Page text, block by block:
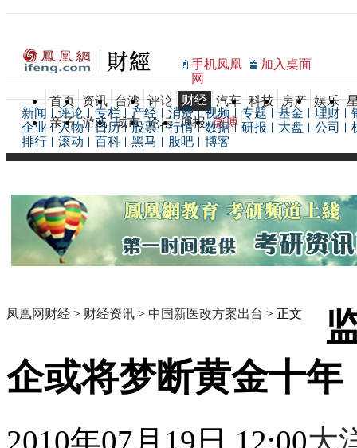
手机凤凰
网
加入桌面
首页 资讯 台湾 评论 财经 汽车 科技 房产 娱乐
亲子 游戏 城市 论坛 博报 微博
新闻 评论 专栏 产经 消费 视频 专题 基金 理财
企业
人物 日历 股票 行情 数据 研报 大盘 公司
排行
滚动 百科 黑马 股吧 博客
凤凰网财经 > 财经资讯 > 中国新医改方案出台 > 正文
企或将梦断黄金十年
2010年07月19日 12:00大